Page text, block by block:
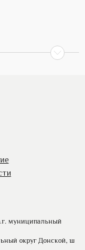
муниципальный
округ Донской, ш